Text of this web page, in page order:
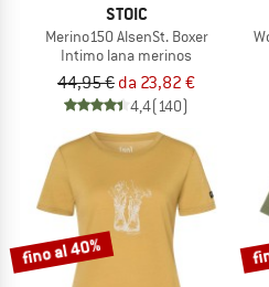
STOIC
Merino150 AlsenSt. Boxer
Intimo lana merinos
44,95 € da 23,82 €
4,4(140)
fino al 40%